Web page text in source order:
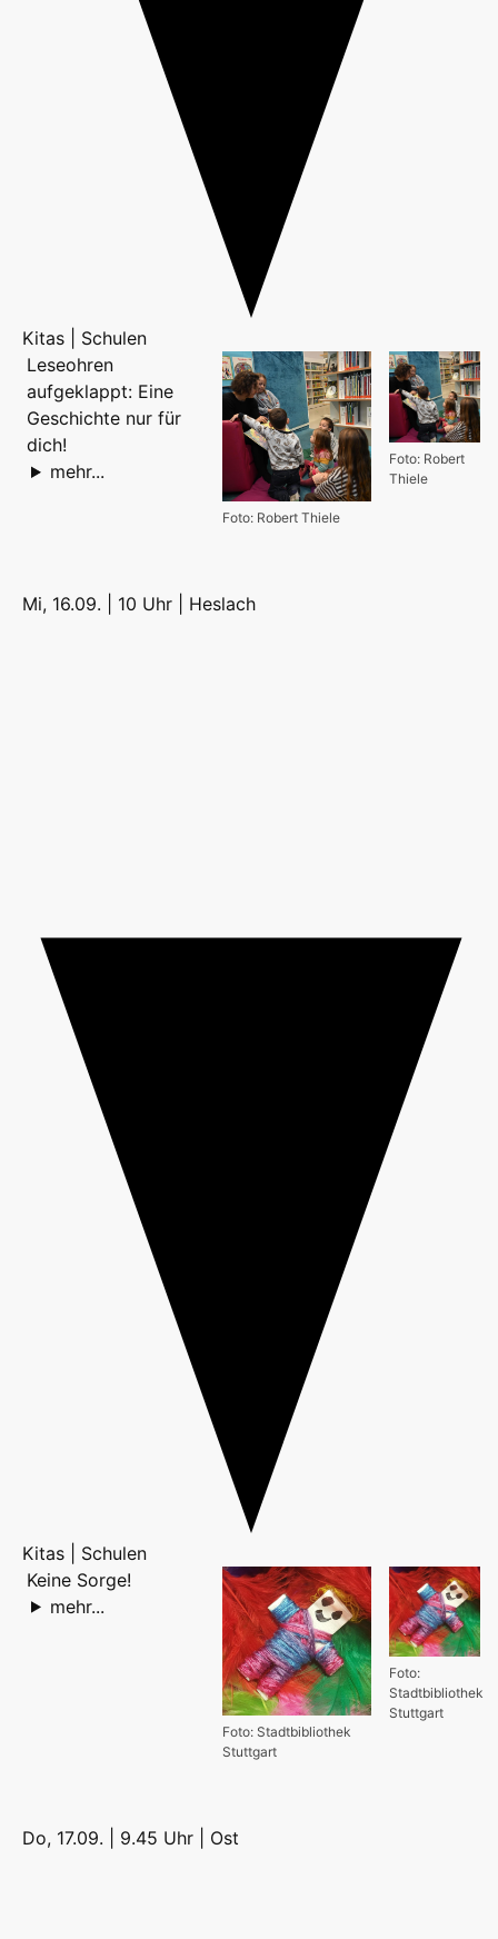
Kitas | Schulen
Foto: Robert
Thiele
Foto: Robert Thiele
Leseohren
aufgeklappt: Eine
Geschichte nur für
dich!
mehr...
Mi, 16.09. | 10 Uhr | Heslach
Kitas | Schulen
Foto:
Stadtbibliothek
Stuttgart
Foto: Stadtbibliothek
Stuttgart
Keine Sorge!
mehr...
Do, 17.09. | 9.45 Uhr | Ost